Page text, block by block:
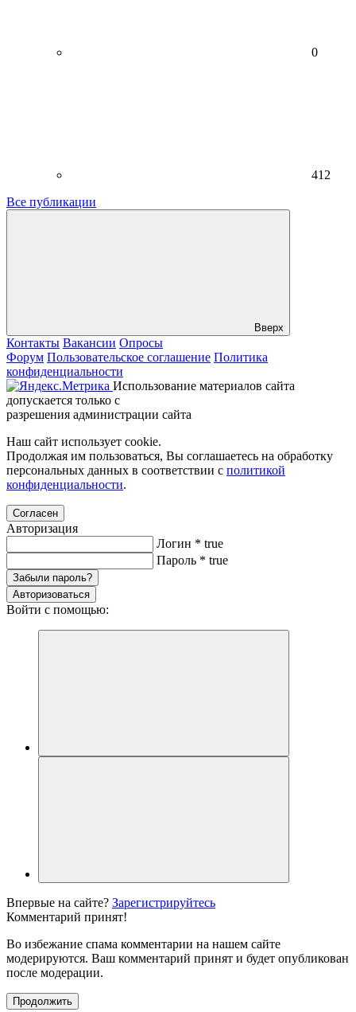
0
412
Все публикации
Вверх
Контакты Вакансии Опросы
Форум Пользовательское соглашение Политика
конфиденциальности
Использование материалов сайта
допускается только с
разрешения администрации сайта
Наш сайт использует cookie.
Продолжая им пользоваться, Вы соглашаетесь на обработку
персональных данных в соответствии с политикой
конфиденциальности.
Согласен
Авторизация
Логин * true
Пароль * true
Забыли пароль?
Авторизоваться
Войти с помощью:
Впервые на сайте? Зарегистрируйтесь
Комментарий принят!
Во избежание спама комментарии на нашем сайте
модерируются. Ваш комментарий принят и будет опубликован
после модерации.
Продолжить